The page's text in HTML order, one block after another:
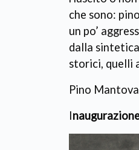
che sono:
un po’
dalla
storici, quelli
Pino
I